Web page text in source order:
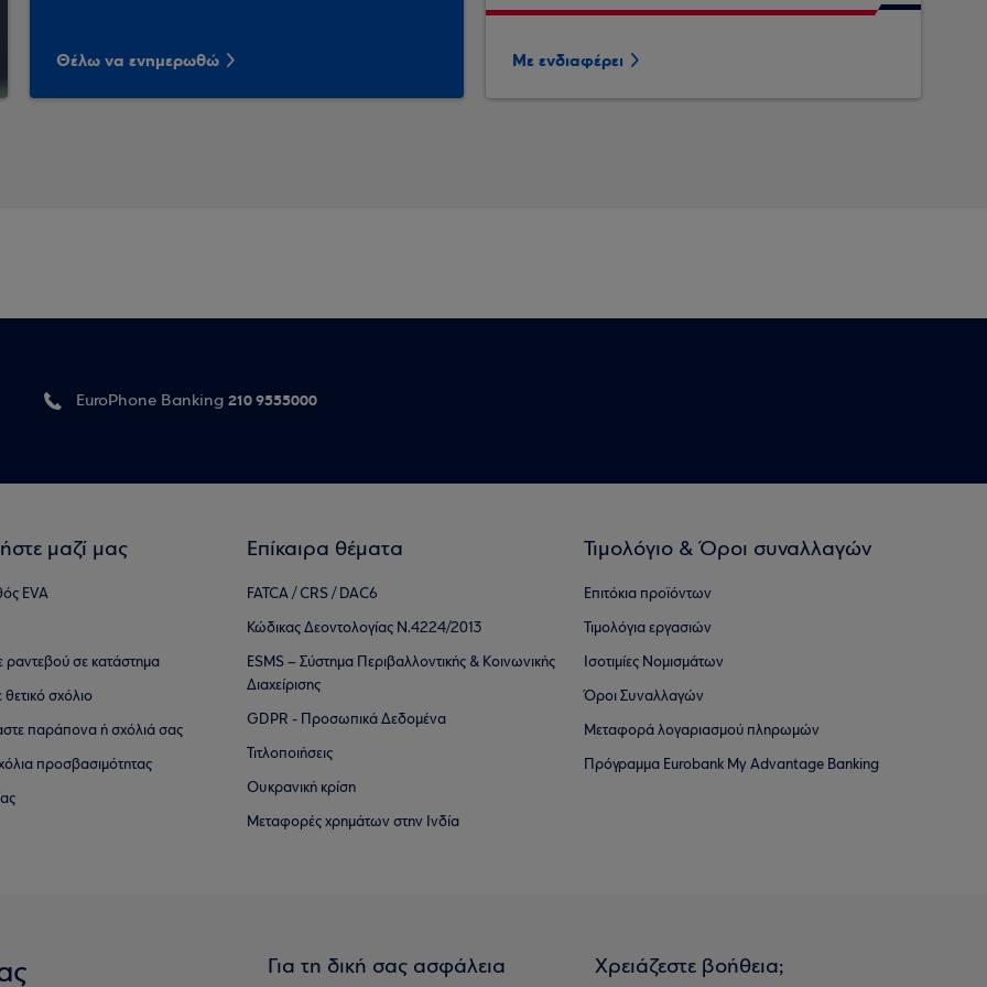
Θέλω να ενημερωθώ Με ενδιαφέρει
EuroPhone Banking 210 9555000
μαζί μας
EVA
ραντεβού σε κατάστημα
θετικό σχόλιο
παράπονα ή σχόλιά σας
προσβασιμότητας
Επίκαιρα θέματα
FATCA / CRS / DAC6
Κώδικας Δεοντολογίας Ν.4224/2013
ESMS – Σύστημα Περιβαλλοντικής & Κοινωνικής
Διαχείρισης
GDPR - Προσωπικά Δεδομένα
Τιτλοποιήσεις
Ουκρανική κρίση
Μεταφορές χρημάτων στην Ινδία
Τιμολόγιο & Όροι συναλλαγών
Επιτόκια προϊόντων
Τιμολόγια εργασιών
Ισοτιμίες Νομισμάτων
Όροι Συναλλαγών
Μεταφορά λογαριασμού πληρωμών
Πρόγραμμα Eurobank My Advantage Banking
Για τη δική σας ασφάλεια Χρειάζεστε βοήθεια;